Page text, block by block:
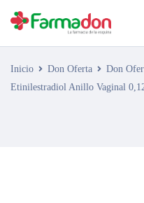
Inicio Don Oferta Don
Etinilestradiol Anillo Vaginal